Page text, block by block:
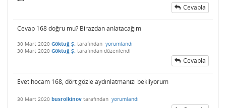
Cevapla
Cevap 168 doğru mu? Birazdan anlatacağım
30 Mart 2020 Göktuğ Ş. tarafından yorumlandı
30 Mart 2020 Göktuğ Ş. tarafından düzenlendi
Cevapla
Evet hocam 168, dört gözle aydınlatmanızı bekliyorum
30 Mart 2020 busrolkinov tarafından yorumlandı